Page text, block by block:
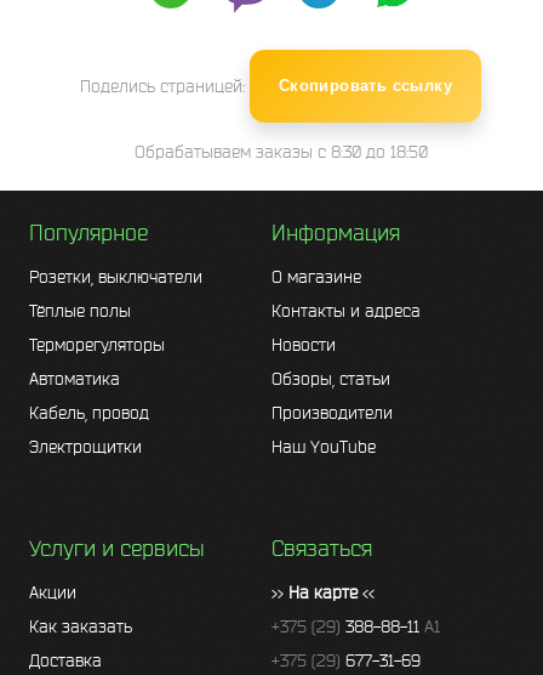
Поделись страницей: Скопировать ссылку
Обрабатываем заказы с 8:30 до 18:50
Популярное
Розетки, выключатели
Тёплые полы
Терморегуляторы
Автоматика
Кабель, провод
Электрощитки
Информация
О магазине
Контакты и адреса
Новости
Обзоры, статьи
Производители
Наш YouTube
Услуги и сервисы
Акции
Как заказать
Доставка
Связаться
>> На карте<<
+375 (29) 388-88-11 A1
+375 (29) 677-31-69